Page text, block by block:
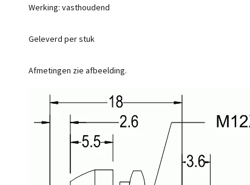
Werking: vasthoudend
Geleverd per stuk
Afmetingen zie afbeelding.